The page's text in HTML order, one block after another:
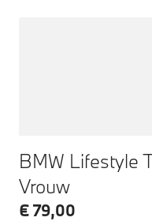
BMW Lifestyle
Vrouw
€ 79,00